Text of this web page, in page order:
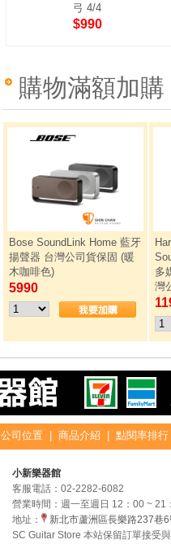
弓 4/4
$990
購物滿額加
Bose SoundLink Home 藍牙
揚聲器 台灣公司貨保固 (暖
木咖啡色)
5990
多
灣
公司位置 | 商品介紹 | 點閱率排行
小新樂器館
客服電話： 02-2282-6082
營業時間：週一至週日 12：00 ~ 21
地址：
新北市蘆洲區長樂路237巷
SC Guitar Store 本站保留訂單接受